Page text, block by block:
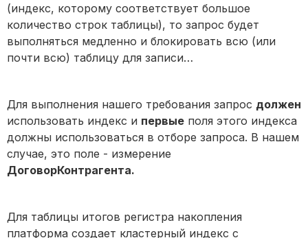
(индекс, которому соответствует большое
количество строк таблицы), то запрос будет
выполняться медленно и блокировать всю (или
почти всю) таблицу для записи…
Для выполнения нашего требования запрос должен
использовать индекс и первые поля этого индекса
должны использоваться в отборе запроса. В нашем
случае, это поле - измерение
ДоговорКонтрагента.
Для таблицы итогов регистра накопления
платформа создает кластерный индекс с